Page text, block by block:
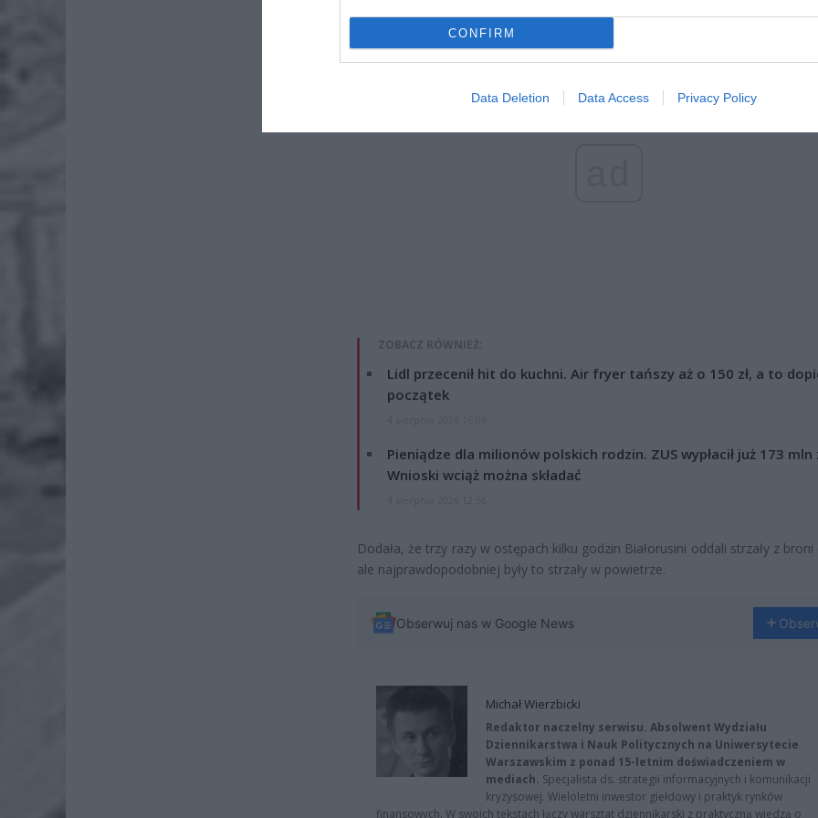
CONFIRM
Data Deletion Data Access Privacy Policy
ZOBACZ RÓWNIEŻ:
Lidl przecenił hit do kuchni. Air fryer tańszy aż o 150 zł, a to
początek
Pieniądze dla milionów polskich rodzin. ZUS wypłacił już 173 mln
Wnioski wciąż można składać
Dodała, że trzy razy w ostępach kilku godzin Białorusini oddali strzały z broni
ale najprawdopodobniej były to strzały w powietrze.
Obserwuj nas w Google News
Michał Wierzbicki
Redaktor naczelny serwisu. Absolwent Wydziału
Dziennikarstwa i Nauk Politycznych na Uniwersytecie
Warszawskim z ponad 15-letnim doświadczeniem w
mediach. Specjalista ds. strategii informacyjnych i komunikacji
kryzysowej. Wieloletni inwestor giełdowy i praktyk rynków
finansowych. W swoich tekstach łączy warsztat dziennikarski z praktyczną wiedzą o